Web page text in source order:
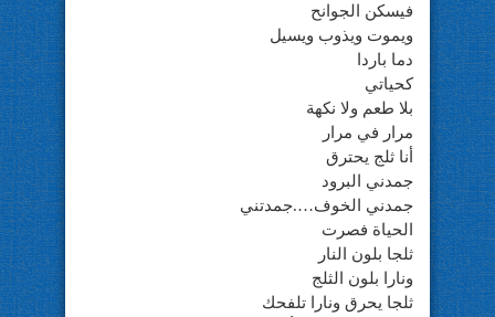
فيسكن الجوانح
ويموت ويذوب ويسيل
دما باردا
كحياتي
بلا طعم ولا نكهة
مرار في مرار
أنا ثلج يحترق
جمدني البرود
جمدني الخوف….جمدتني
الحياة فصرت
ثلجا بلون النار
ونارا بلون الثلج
ثلجا يحرق ونارا تلفحك